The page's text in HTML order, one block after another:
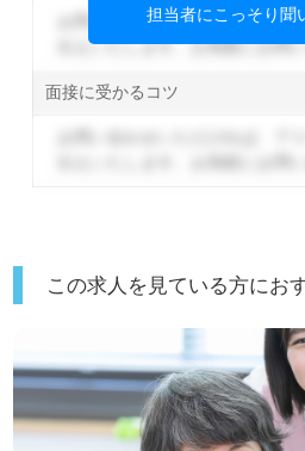
お問い合わせいただければ、ア
伝えいたします。お気軽にお問
面接に受かるコツ
担当者にこっそり聞
この求人を見ている方にお